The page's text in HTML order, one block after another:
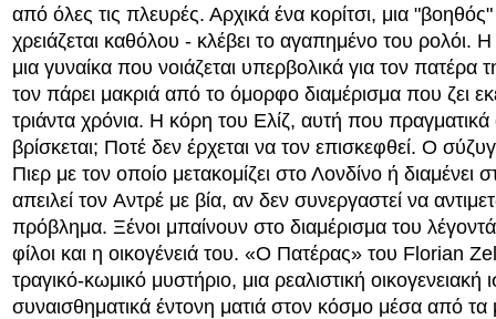
από όλες τις πλευρές. Αρχικά ένα κορίτσι, μια
χρειάζεται καθόλου - κλέβει το αγαπημένο του ρολόι.
μια γυναίκα που νοιάζεται υπερβολικά για τον πατέρα
τον πάρει μακριά από το όμορφο διαμέρισμα που ζει
τριάντα χρόνια. Η κόρη του Ελίζ, αυτή που
βρίσκεται; Ποτέ δεν έρχεται να τον επισκεφθεί. Ο
Πιερ με τον οποίο μετακομίζει στο Λονδίνο ή διαμένει
απειλεί τον Aντρέ με βία, αν δεν συνεργαστεί να
πρόβλημα. Ξένοι μπαίνουν στο διαμέρισμα του λέγοντάς
φίλοι και η οικογένειά του. «Ο Πατέρας» του Florian
τραγικό-κωμικό μυστήριο, μια ρεαλιστική οικογενειακή
συναισθηματικά έντονη ματιά στον κόσμο μέσα από τα